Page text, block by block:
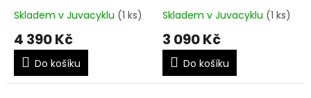
Skladem v Juvacyklu (1 ks)
4 390 Kč
Do košíku
Skladem v Juvacyklu (1 ks)
3 090 Kč
Do košíku